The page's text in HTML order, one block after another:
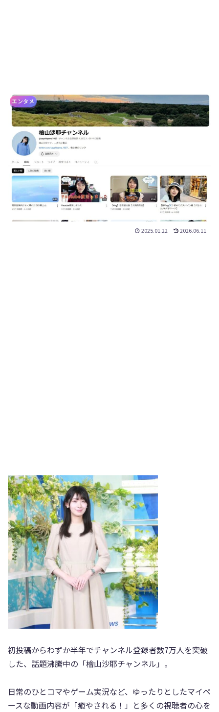
エンタメ
2025.01.22 2026.06.11
初投稿からわずか半年でチャンネル登録者数7万人を突破
した、話題沸騰中の「檜山沙耶チャンネル」。
日常のひとコマやゲーム実況など、ゆったりとしたマイペ
ースな動画内容が「癒やされる！」と多くの視聴者の心を